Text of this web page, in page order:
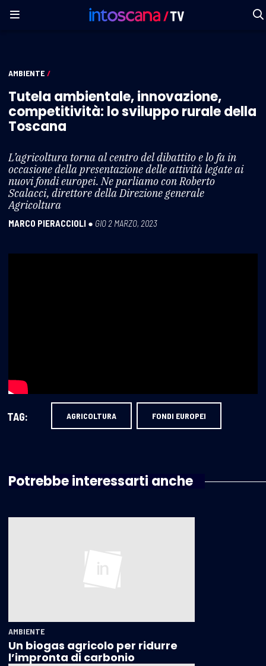
AMBIENTE /
Tutela ambientale, innovazione,
competitività: lo sviluppo rurale della
Toscana
L’agricoltura torna al centro del dibattito e lo fa in
occasione della presentazione delle attività legate ai
nuovi fondi europei. Ne parliamo con Roberto
Scalacci, direttore della Direzione generale
Agricoltura
MARCO PIERACCIOLI ● GIO 2 MARZO, 2023
TAG: AGRICOLTURA FONDI EUROPEI
Potrebbe interessarti anche
AMBIENTE
Un biogas agricolo per ridurre
l’impronta di carbonio